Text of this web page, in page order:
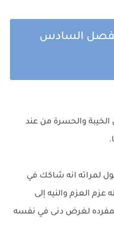
الفصل السادس
الخيبة والحسرة من عند
لمراته انه شاكك في
عزم العزم والنيه إلى
بمفرده لغرض دنى في نفسه